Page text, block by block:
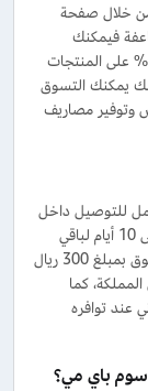
خلال صفحة
فيمكنك
الاستفادة من العروض والتخفيضات التي تصل إلى 60% على المنتجات
يمكنك التسوق
وتوفير مصاريف
مدة تتراوح بين 3 إلى 5 أيام عمل للتوصيل داخل
المملكة العربية السعودية، وقد تصل مدة التوصيل إلى 10 أيام لباقي
الدول، ويمكنك الحصول على توصيل مجاني عند التسوق بمبلغ 300 ريال
كما
توافره
باي مي؟